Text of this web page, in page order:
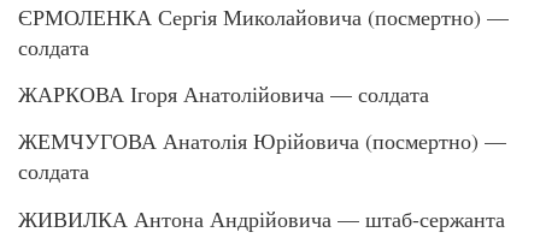
ЄРМОЛЕНКА Сергія Миколайовича (посмертно) —
солдата
ЖАРКОВА Ігоря Анатолійовича — солдата
ЖЕМЧУГОВА Анатолія Юрійовича (посмертно) —
солдата
ЖИВИЛКА Антона Андрійовича — штаб-сержанта